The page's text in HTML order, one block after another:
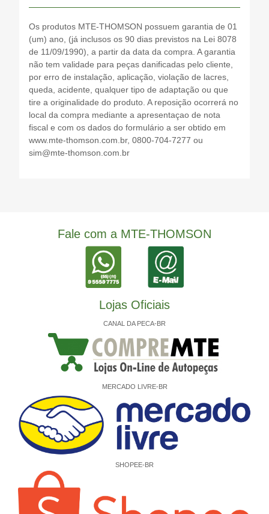
Os produtos MTE-THOMSON possuem garantia de 01
(um) ano, (já inclusos os 90 dias previstos na Lei 8078
de 11/09/1990), a partir da data da compra. A garantia
não tem validade para peças danificadas pelo cliente,
por erro de instalação, aplicação, violação de lacres,
queda, acidente, qualquer tipo de adaptação ou que
tire a originalidade do produto. A reposição ocorrerá no
local da compra mediante a apresentaçao de nota
fiscal e com os dados do formulário a ser obtido em
www.mte-thomson.com.br, 0800-704-7277 ou
sim@mte-thomson.com.br
Fale com a MTE-THOMSON
Lojas Oficiais
CANAL DA PECA-BR
MERCADO LIVRE-BR
SHOPEE-BR